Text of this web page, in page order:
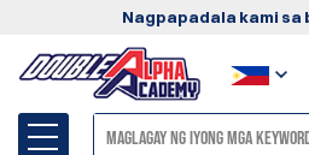
Nagpapadala kami sa